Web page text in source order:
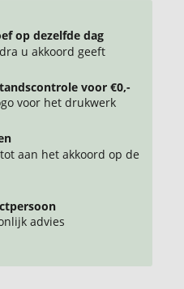
op dezelfde dag
u akkoord geeft
voor €0,-
voor het drukwerk
aan het akkoord op de
advies